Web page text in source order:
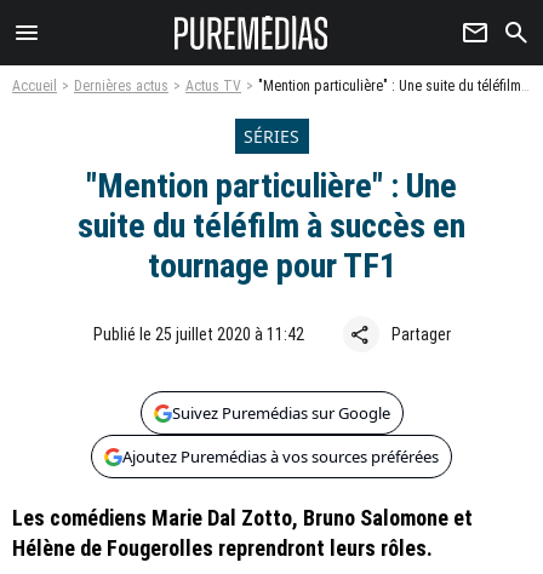
menu newsletter search
Accueil Dernières actus Actus TV "Mention particulière" : Une suite du téléfilm à succès en tournage pour TF1
SÉRIES
"Mention particulière" : Une
suite du téléfilm à succès en
tournage pour TF1
Publié le 25 juillet 2020 à 11:42 share Partager
Suivez Puremédias sur Google
Ajoutez Puremédias à vos sources préférées
Les comédiens Marie Dal Zotto, Bruno Salomone et
Hélène de Fougerolles reprendront leurs rôles.